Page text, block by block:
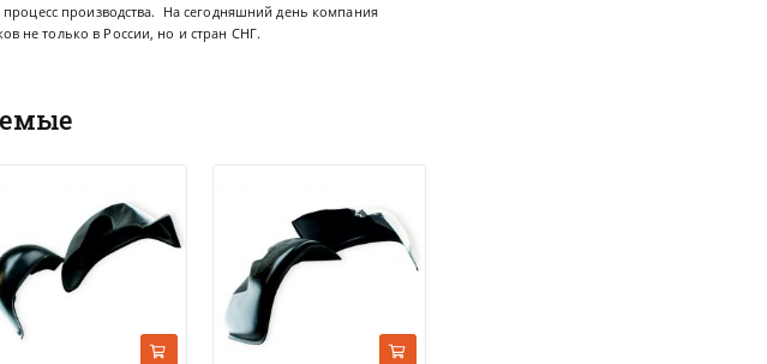
процесс производства. На сегодняшний день компания
не только в России, но и стран СНГ.